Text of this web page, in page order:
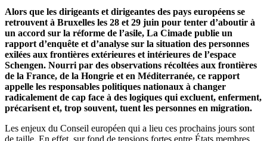
Alors que les dirigeants et dirigeantes des pays européens se
retrouvent à Bruxelles les 28 et 29 juin pour tenter d’aboutir à
un accord sur la réforme de l’asile, La Cimade publie un
rapport d’enquête et d’analyse sur la situation des personnes
exilées aux frontières extérieures et intérieures de l’espace
Schengen. Nourri par des observations récoltées aux frontières
de la France, de la Hongrie et en Méditerranée, ce rapport
appelle les responsables politiques nationaux à changer
radicalement de cap face à des logiques qui excluent, enferment,
précarisent et, trop souvent, tuent les personnes en migration.
Les enjeux du Conseil européen qui a lieu ces prochains jours sont
de taille. En effet, sur fond de tensions fortes entre États membres